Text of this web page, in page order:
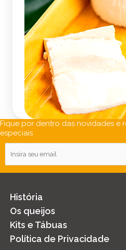
Fique por dentro das novidades e
especiais
História
Os queijos
Kits e Tábuas
Política de Privacidade